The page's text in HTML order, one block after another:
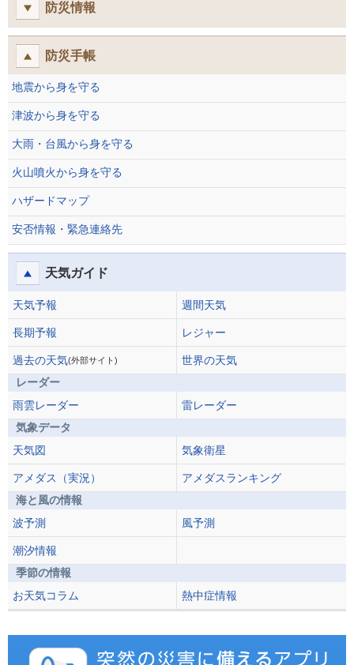
防災情報
防災手帳
地震から身を守る
津波から身を守る
大雨・台風から身を守る
火山噴火から身を守る
ハザードマップ
安否情報・緊急連絡先
天気ガイド
天気予報 週間天気
長期予報 レジャー
過去の天気(外部サイト)
世界の天気
レーダー
雨雲レーダー
雷レーダー
気象データ
天気図
気象衛星
アメダス（実況）
アメダスランキング
海と風の情報
波予測
風予測
潮汐情報
季節の情報
お天気コラム
熱中症情報